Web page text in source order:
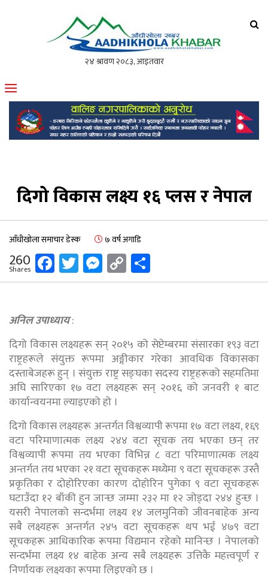
मोफसलकै लोकप्रिय अनलाइन पत्रिका
दिगो विकास लक्ष्य १६ प्लस र नेपाल
आँधीखोला समाचार डेस्क ७ वर्ष अगाडि
260
Shares Facebook
Twitter
Messenger
Copy
Link
अनिल उपाध्याय:
दिगो विकास लक्ष्यहरू सन् २०१५ को सेप्टेम्बरमा संसारका १९३ वटा
राष्ट्रहरूले संयुक्त रूपमा अङ्गीकार गरेका आवधिक विकासका
दस्ताबेजहरू हुन् । संयुक्त राष्ट्र सङ्घका सदस्य राष्ट्रहरूको सहमतिमा
अघि सारिएका १७ वटा लक्ष्यहरू सन् २०१६ को जनवरी १ बाट
कार्यान्वयनमा ल्याइएको हो ।
दिगो विकास लक्ष्यहरू अन्तर्गत विश्वव्यापी रूपमा १७ वटा लक्ष्य, १६९
वटा परिमाणात्मक लक्ष्य २४४ वटा सूचक तय भएका छन् तर
विश्वव्यापी रूपमा तय भएका विभिन्न ८ वटा परिमाणात्मक लक्ष्य
अन्तर्गत तय भएका २१ वटा सूचकहरू मध्येमा ९ वटा सूचकहरू उस्तै
प्रकृतिका र दोहोरिएका कारण दोहोरिन पुगेका ९ वटा सूचकहरू
घटाउँदा १२ बाँकी हुन जान्छ जम्मा २३२ मा १२ जोड्दा २४४ हुन्छ ।
यसरी नेपालको सन्दर्भमा लक्ष्य १४ जलमुनिको जीवनबाहेक अन्य
सबै लक्ष्यहरू अन्तर्गत २४५ वटा सूचकहरू थप भई ४७९ वटा
सूचकहरू आधिकारिक रूपमा विद्यमान रहेको मानिन्छ । नेपालको
सन्दर्भमा लक्ष्य १४ बाहेक अन्य सबै लक्ष्यहरू उत्तिकै महत्त्वपूर्ण र
निर्णायक लक्ष्यका रूपमा लिइएको छ ।